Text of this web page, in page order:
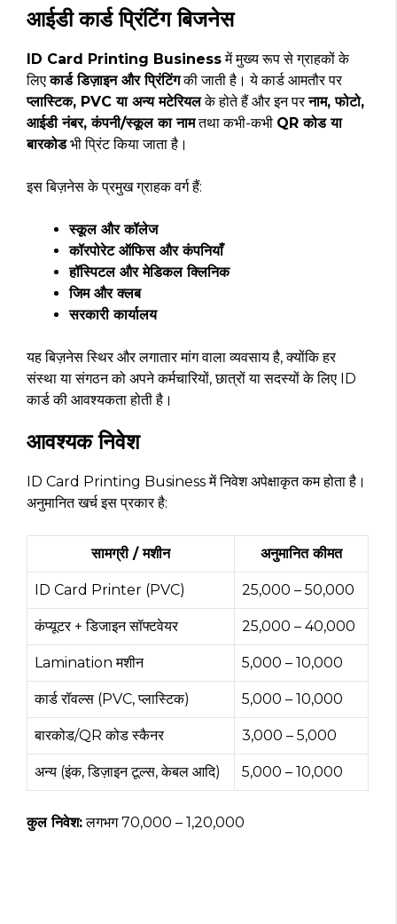
आईडी कार्ड प्रिंटिंग बिजनेस
ID Card Printing Businessमें मुख्य रूप से ग्राहकों के
लिएकार्ड डिज़ाइन और प्रिंटिंगकी जाती है। ये कार्ड आमतौर पर
प्लास्टिक, PVC या अन्य मटेरियलके होते हैं और इन परनाम, फोटो,
आईडी नंबर, कंपनी/स्कूल का नामतथा कभी-कभी QR कोड या
बारकोडभी प्रिंट किया जाता है।
इस बिज़नेस के प्रमुख ग्राहक वर्ग हैं:
स्कूल और कॉलेज
कॉरपोरेट ऑफिस और कंपनियाँ
हॉस्पिटल और मेडिकल क्लिनिक
जिम और क्लब
सरकारी कार्यालय
यह बिज़नेस स्थिर और लगातार मांग वाला व्यवसाय है, क्योंकि हर
संस्था या संगठन को अपने कर्मचारियों, छात्रों या सदस्यों के लिए ID
कार्ड की आवश्यकता होती है।
आवश्यक निवेश
ID Card Printing Business में निवेश अपेक्षाकृत कम होता है।
अनुमानित खर्च इस प्रकार है:
सामग्री / मशीन अनुमानित कीमत
ID Card Printer (PVC) ₹25,000 – ₹50,000
कंप्यूटर + डिजाइन सॉफ्टवेयर ₹25,000 – ₹40,000
Lamination मशीन ₹5,000 – ₹10,000
कार्ड रॉवल्स (PVC, प्लास्टिक) ₹5,000 – ₹10,000
बारकोड/QR कोड स्कैनर ₹3,000 – ₹5,000
अन्य (इंक, डिज़ाइन टूल्स, केबल आदि) ₹5,000 – ₹10,000
कुल निवेश:लगभग ₹70,000 – ₹1,20,000